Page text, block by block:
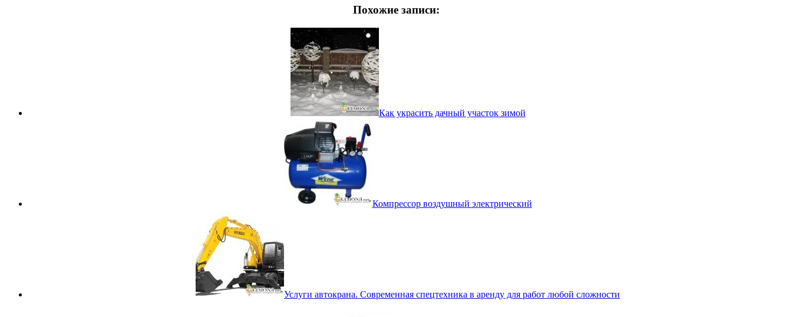
Похожие записи:
Как украсить дачный участок зимой
Компрессор воздушный электрический
Услуги автокрана. Современная спецтехника в аренду для работ любой сложности